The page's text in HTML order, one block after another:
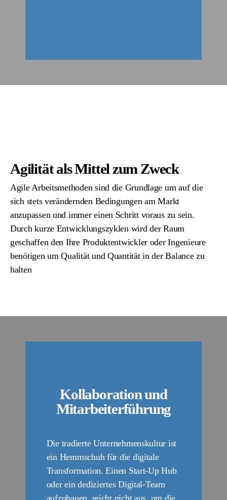
Agilität als Mittel zum Zweck
Agile Arbeitsmethoden sind die Grundlage um auf die
sich stets verändernden Bedingungen am Markt
anzupassen und immer einen Schritt voraus zu sein.
Durch kurze Entwicklungszyklen wird der Raum
geschaffen den Ihre Produktentwickler oder Ingenieure
benötigen um Qualität und Quantität in der Balance zu
halten
Kollaboration und
Mitarbeiterführung
Die tradierte Unternehmenskultur ist
ein Hemmschuh für die digitale
Transformation. Einen Start-Up Hub
oder ein dediziertes Digital-Team
aufzubauen, reicht nicht aus, um die